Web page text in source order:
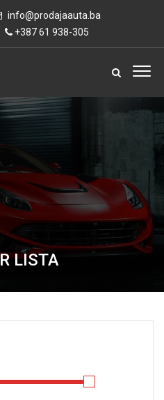
info@prodajaauta.ba
+387 61 938-305
LISTA